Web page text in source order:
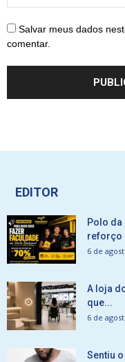
Salvar meus dados
comentar.
EDITOR
Polo da
reforço
6 de
A loja
que...
6 de
Sentiu